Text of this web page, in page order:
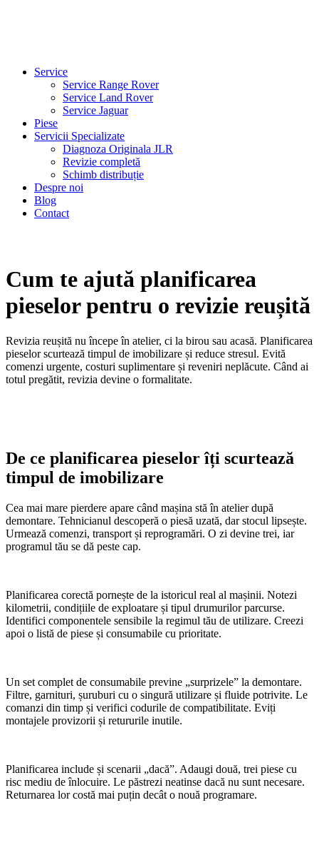
Service
Service Range Rover
Service Land Rover
Service Jaguar
Piese
Servicii Specializate
Diagnoza Originala JLR
Revizie completă
Schimb distribuție
Despre noi
Blog
Contact
Cum te ajută planificarea
pieselor pentru o revizie reușită
Revizia reușită nu începe în atelier, ci la birou sau acasă. Planificarea
pieselor scurtează timpul de imobilizare și reduce stresul. Evită
comenzi urgente, costuri suplimentare și reveniri neplăcute. Când ai
totul pregătit, revizia devine o formalitate.
De ce planificarea pieselor îți scurtează
timpul de imobilizare
Cea mai mare pierdere apare când mașina stă în atelier după
demontare. Tehnicianul descoperă o piesă uzată, dar stocul lipsește.
Urmează comenzi, transport și reprogramări. O zi devine trei, iar
programul tău se dă peste cap.
Planificarea corectă pornește de la istoricul real al mașinii. Notezi
kilometrii, condițiile de exploatare și tipul drumurilor parcurse.
Identifici componentele sensibile la regimul tău de utilizare. Creezi
apoi o listă de piese și consumabile cu prioritate.
Un set complet de consumabile previne „surprizele” la demontare.
Filtre, garnituri, șuruburi cu o singură utilizare și fluide potrivite. Le
comanzi din timp și verifici codurile de compatibilitate. Eviți
montajele provizorii și retururile inutile.
Planificarea include și scenarii „dacă”. Adaugi două, trei piese cu
risc mediu de înlocuire. Le păstrezi neatinse dacă nu sunt necesare.
Returnarea lor costă mai puțin decât o nouă programare.